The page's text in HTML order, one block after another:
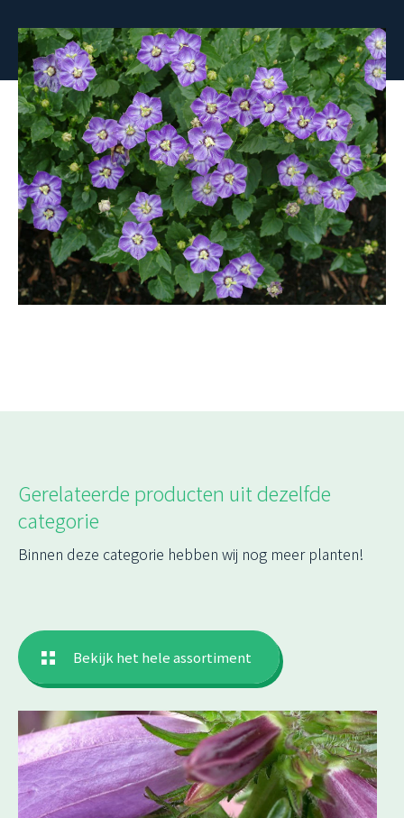
Gerelateerde producten uit dezelfde
categorie
Binnen deze categorie hebben wij nog meer planten!
Bekijk het hele assortiment